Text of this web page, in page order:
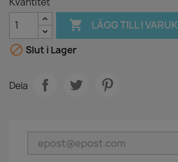
 LÄGG TILL I
 Slut i Lager
Dela